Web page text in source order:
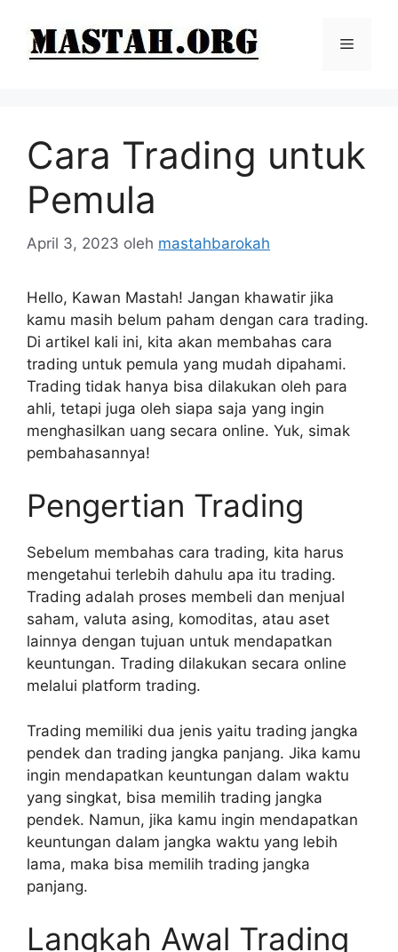
Menu
Cara Trading untuk
Pemula
April 3, 2023 oleh mastahbarokah
Hello, Kawan Mastah! Jangan khawatir jika
kamu masih belum paham dengan cara trading.
Di artikel kali ini, kita akan membahas cara
trading untuk pemula yang mudah dipahami.
Trading tidak hanya bisa dilakukan oleh para
ahli, tetapi juga oleh siapa saja yang ingin
menghasilkan uang secara online. Yuk, simak
pembahasannya!
Pengertian Trading
Sebelum membahas cara trading, kita harus
mengetahui terlebih dahulu apa itu trading.
Trading adalah proses membeli dan menjual
saham, valuta asing, komoditas, atau aset
lainnya dengan tujuan untuk mendapatkan
keuntungan. Trading dilakukan secara online
melalui platform trading.
Trading memiliki dua jenis yaitu trading jangka
pendek dan trading jangka panjang. Jika kamu
ingin mendapatkan keuntungan dalam waktu
yang singkat, bisa memilih trading jangka
pendek. Namun, jika kamu ingin mendapatkan
keuntungan dalam jangka waktu yang lebih
lama, maka bisa memilih trading jangka
panjang.
Langkah Awal Trading